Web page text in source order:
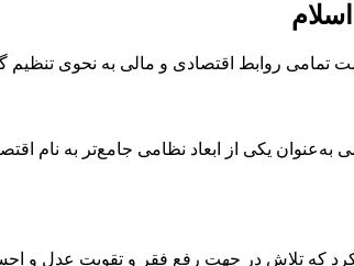
تمامی روابط اقتصادی و مالی به نحوی
به‌عنوان یکی از ابعاد نظامی جامع‌تر به نام
که تلاش در جهت رفع فقر و تقویت عدل و احسان